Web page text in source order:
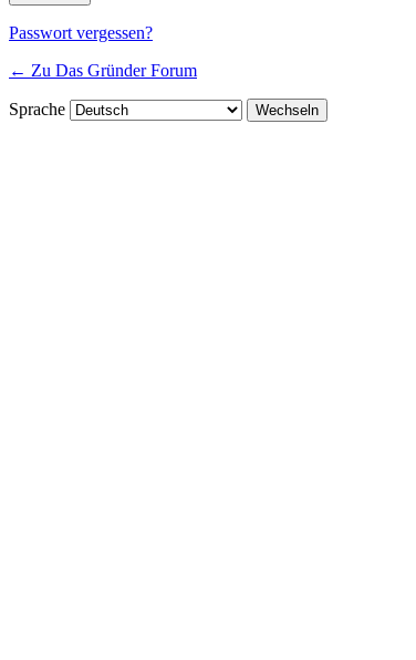
Passwort vergessen?
← Zu Das Gründer Forum
Sprache